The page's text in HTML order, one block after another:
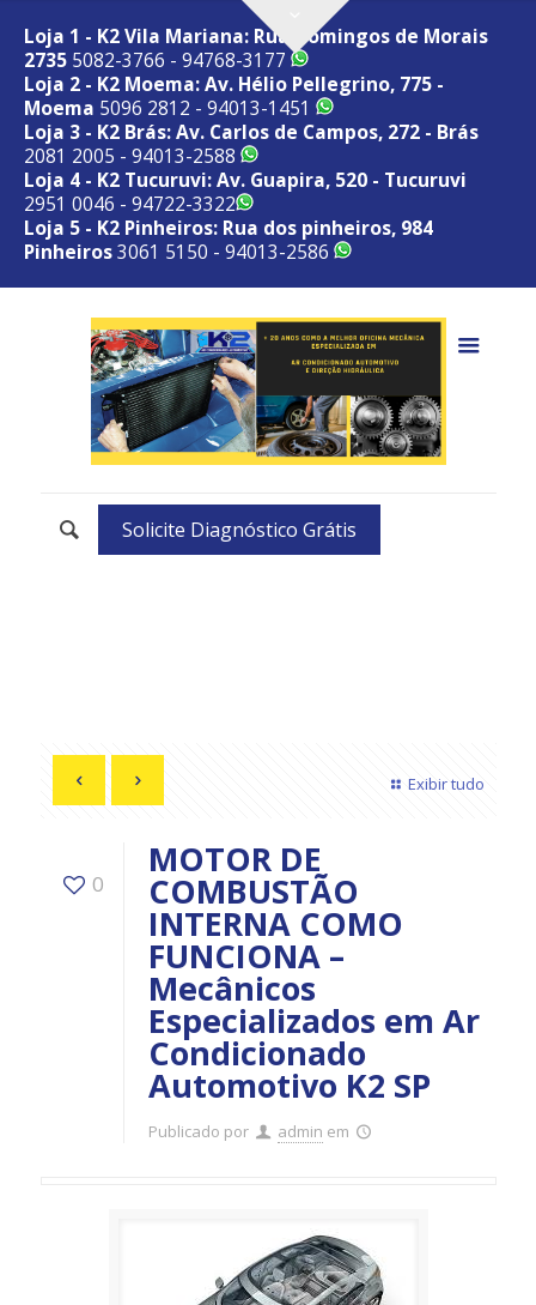
Loja 1 - K2 Vila Mariana: Rua Domingos de Morais
2735 5082-3766 - 94768-3177
Loja 2 - K2 Moema: Av. Hélio Pellegrino, 775 -
Moema 5096 2812 - 94013-1451
Loja 3 - K2 Brás: Av. Carlos de Campos, 272 - Brás
2081 2005 - 94013-2588
Loja 4 - K2 Tucuruvi: Av. Guapira, 520 - Tucuruvi
2951 0046 - 94722-3322
Loja 5 - K2 Pinheiros: Rua dos pinheiros, 984
Pinheiros3061 5150 - 94013-2586
Solicite Diagnóstico Grátis
Exibir tudo
0
MOTOR DE
COMBUSTÃO
INTERNA COMO
FUNCIONA –
Mecânicos
Especializados em Ar
Condicionado
Automotivo K2 SP
Publicado por admin em